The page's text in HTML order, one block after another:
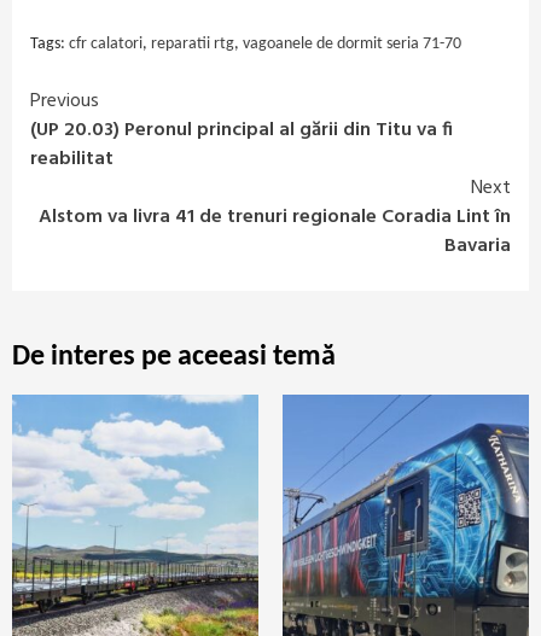
Tags: cfr calatori, reparatii rtg, vagoanele de dormit seria 71-70
Continue
Reading
Previous
(UP 20.03) Peronul principal al gării din Titu va fi
reabilitat
Next
Alstom va livra 41 de trenuri regionale Coradia Lint în
Bavaria
De interes pe aceeasi temă